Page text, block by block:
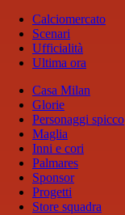
Calciomercato
Scenari
Ufficialità
Ultima ora
Casa Milan
Glorie
Personaggi spicco
Maglia
Inni e cori
Palmares
Sponsor
Progetti
Store squadra